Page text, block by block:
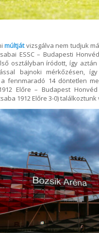
múltjátvizsgálva nem tudjuk
ESSC – Budapesti
osztályban íródott, így
bajnoki mérkőzésen,
fennmaradó 14 döntetlen
Előre – Budapest
1912 Előre 3-0) találkoztunk